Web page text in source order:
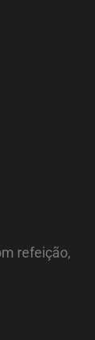
refeição,